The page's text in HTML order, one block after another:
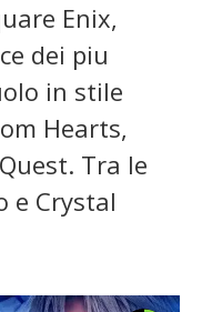
Enix,
dei piu
in stile
Hearts,
Tra le
e Crystal